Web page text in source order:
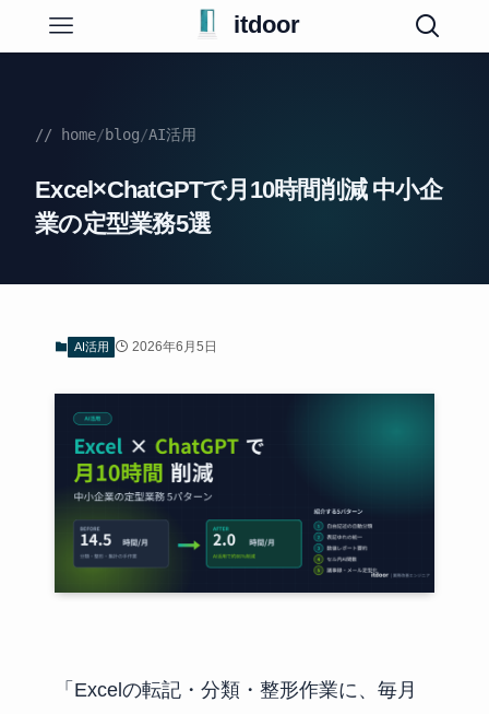
itdoor
// home/blog/AI活用
Excel×ChatGPTで月10時間削減 中小企
業の定型業務5選
AI活用 2026年6月5日
「Excelの転記・分類・整形作業に、毎月